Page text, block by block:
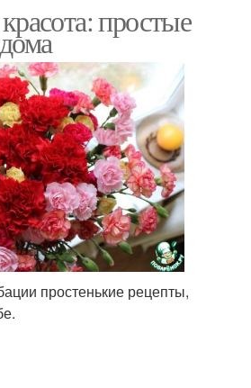
простые
простенькие рецепты,